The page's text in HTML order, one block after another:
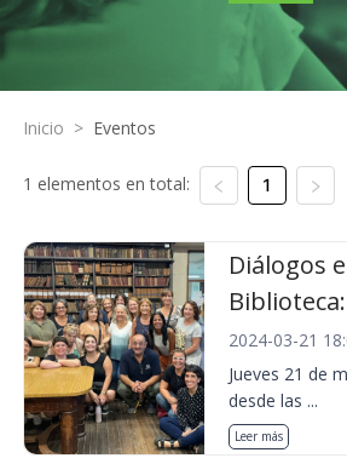
Inicio > Eventos
1 elementos en total: 1
Diálogos
2024-03-21
Jueves 21 de
desde las ...
Leer más